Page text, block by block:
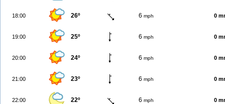
18:00 26º 6 mph 0
19:00 25º 6 mph 0
20:00 24º 6 mph 0
21:00 23º 6 mph 0
22:00 22º 6 mph 0